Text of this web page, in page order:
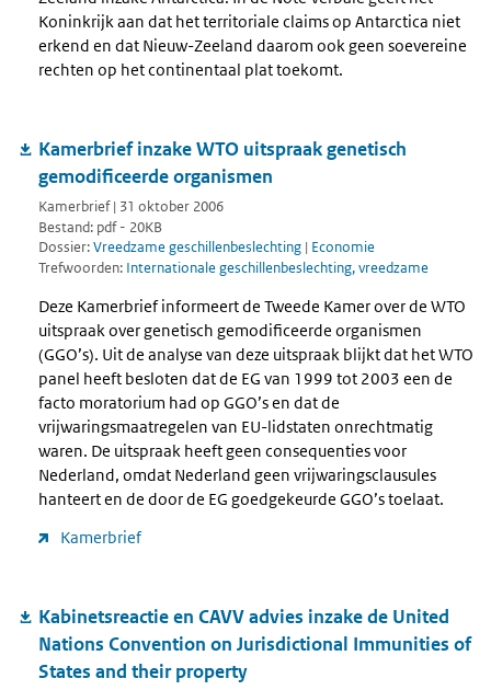
Koninkrijk aan dat het territoriale claims op Antarctica niet
erkend en dat Nieuw-Zeeland daarom ook geen soevereine
rechten op het continentaal plat toekomt.
Kamerbrief inzake WTO uitspraak genetisch
gemodificeerde organismen
Kamerbrief | 31 oktober 2006
Bestand: pdf - 20KB
Dossier:Vreedzame geschillenbeslechting | Economie
Trefwoorden: Internationale geschillenbeslechting, vreedzame
Deze Kamerbrief informeert de Tweede Kamer over de WTO
uitspraak over genetisch gemodificeerde organismen
(GGO’s). Uit de analyse van deze uitspraak blijkt dat het WTO
panel heeft besloten dat de EG van 1999 tot 2003 een de
facto moratorium had op GGO’s en dat de
vrijwaringsmaatregelen van EU-lidstaten onrechtmatig
waren. De uitspraak heeft geen consequenties voor
Nederland, omdat Nederland geen vrijwaringsclausules
hanteert en de door de EG goedgekeurde GGO’s toelaat.
Kamerbrief
Kabinetsreactie en CAVV advies inzake de United
Nations Convention on Jurisdictional Immunities of
States and their property